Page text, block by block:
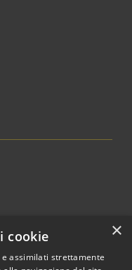
×
cookie
assimilati strettamente